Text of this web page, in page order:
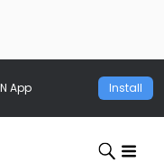
App Install